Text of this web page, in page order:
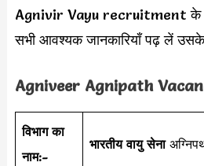
Agnivir Vayu recruitment के
सभी आवश्यक जानकारियाँ पढ़ लें
Agniveer Agnipath
विभाग का
नाम:-
भारतीय वायु सेना